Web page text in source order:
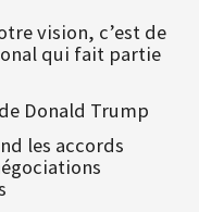
vision, c’est de
qui fait partie
Donald Trump
les accords